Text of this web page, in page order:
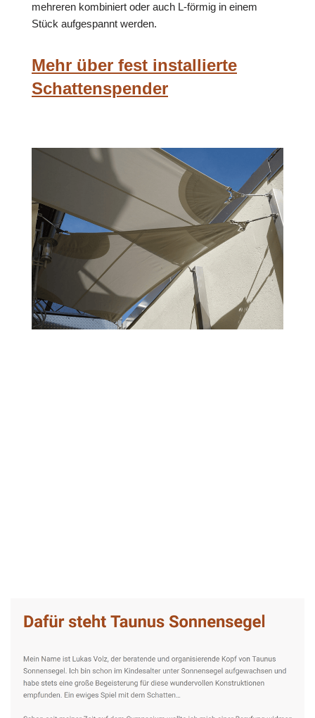
mehreren kombiniert oder auch L-förmig in einem
Stück aufgespannt werden.
Mehr über fest installierte
Schattenspender